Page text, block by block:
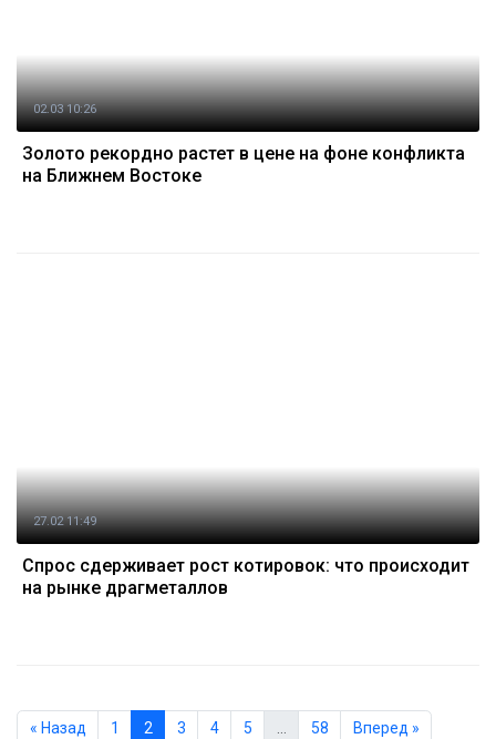
02.03 10:26
Золото рекордно растет в цене на фоне конфликта
на Ближнем Востоке
27.02 11:49
Спрос сдерживает рост котировок: что происходит
на рынке драгметаллов
« Назад 1 2 3 4 5 … 58 Вперед »